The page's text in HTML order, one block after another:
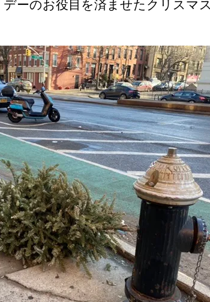
ーのお役目を済ませたクリスマ